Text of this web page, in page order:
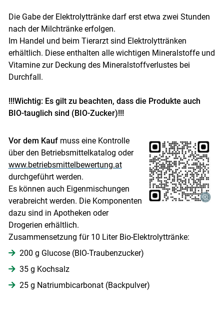
Die Gabe der Elektrolyttränke darf erst etwa zwei Stunden
nach der Milchtränke erfolgen.
Im Handel und beim Tierarzt sind Elektrolyttränken
erhältlich. Diese enthalten alle wichtigen Mineralstoffe und
Vitamine zur Deckung des Mineralstoffverlustes bei
Durchfall.
!!!Wichtig: Es gilt zu beachten, dass die Produkte auch
BIO-tauglich sind (BIO-Zucker)!!!
Vor dem Kaufmuss eine Kontrolle
über den Betriebsmittelkatalog oder
www.betriebsmittelbewertung.at
durchgeführt werden.
Es können auch Eigenmischungen
verabreicht werden. Die Komponenten
dazu sind in Apotheken oder
Drogerien erhältlich.
Zusammensetzung für 10 Liter Bio-Elektrolyttränke:
200 g Glucose (BIO-Traubenzucker)
35 g Kochsalz
25 g Natriumbicarbonat (Backpulver)